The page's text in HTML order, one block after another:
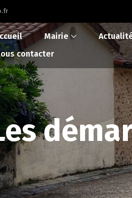
Mairie
contacter